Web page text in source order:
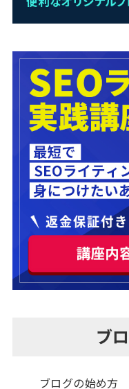
ブ
ブログの始め方